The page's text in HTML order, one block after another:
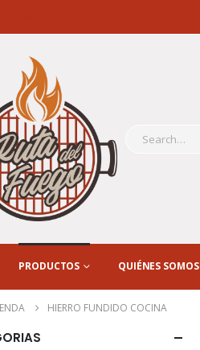
PRODUCTOS QUIÉNES SOMOS
HIERRO FUNDIDO COCINA